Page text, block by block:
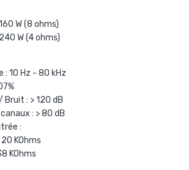
W (8 ohms)
W (4 ohms)
: 10 Hz - 80 kHz
: > 120 dB
: > 80 dB
:
KOhms
KOhms